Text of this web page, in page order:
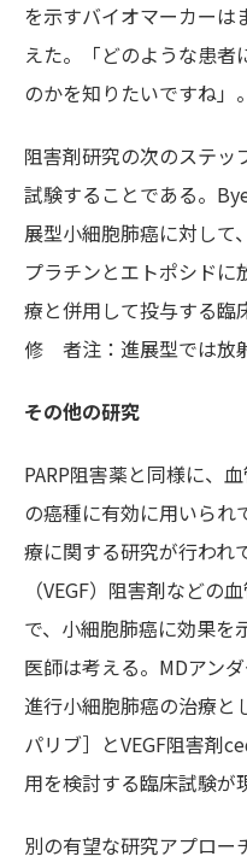
を示すバイオマーカーは
えた。「どのような患者
のかを知りたいですね」。
阻害剤研究の次のステッ
試験することである。
展型小細胞肺癌に対して
プラチンとエトポシド
療と併用して投与する臨
修 者注：進展型では放
その他の研究
PARP阻害薬と同様に、
の癌種に有効に用いられ
療に関する研究が行われ
（VEGF）阻害剤などの
で、小細胞肺癌に効果を
医師は考える。MDアン
進行小細胞肺癌の治療と
パリブ］とVEGF阻害剤
用を検討する臨床試験が
別の有望な研究アプロー